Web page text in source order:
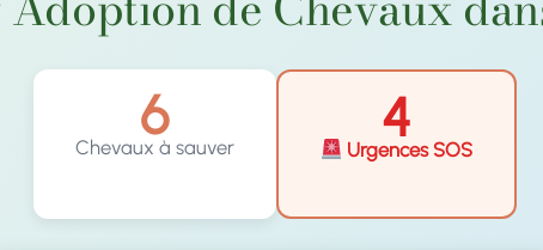
6
Chevaux à sauver 4
Urgences SOS